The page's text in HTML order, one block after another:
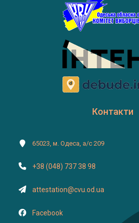
Контакти
65023, м. Одеса, а/с 209
+38 (048) 737 38 98
attestation@cvu.od.ua
Facebook